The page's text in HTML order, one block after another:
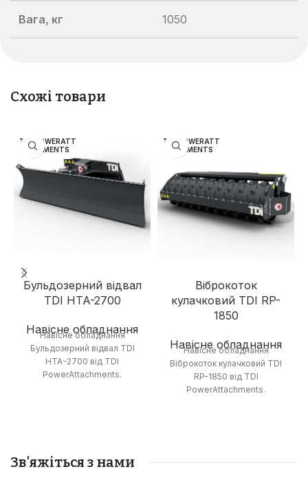
Вага, кг 1050
Схожі товари
TDI POWERATT
ACHMENTS
Бульдозерний відвал
TDI HTA-2700
Навісне обладнання
Навісне обладнання
Бульдозерний відвал TDI
HTA-2700 від TDI
PowerAttachments.
TDI POWERATT
ACHMENTS
Віброкоток
кулачковий TDI RP-
1850
Навісне обладнання
Навісне обладнання
Віброкоток кулачковий TDI
RP-1850 від TDI
PowerAttachments.
Зв'яжіться з нами